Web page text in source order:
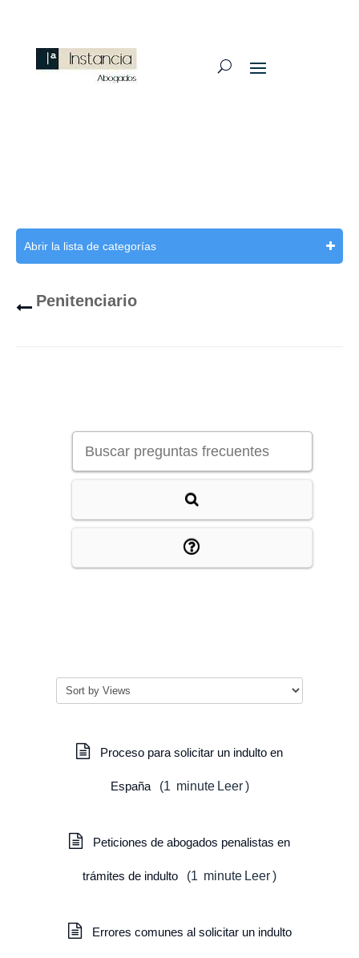
Abrir la lista de categorías
Penitenciario
Proceso para solicitar un indulto en
España (1 minute Leer )
Peticiones de abogados penalistas en
trámites de indulto (1 minute Leer)
Errores comunes al solicitar un indulto